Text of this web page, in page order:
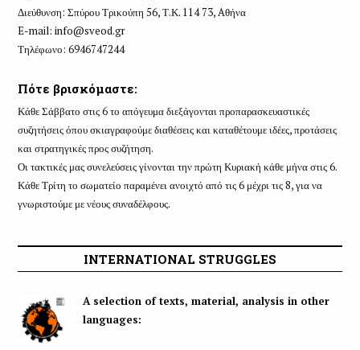
Διεύθυνση: Σπύρου Τρικούπη 56, Τ.Κ. 114 73, Aθήνα
E-mail: info@sveod.gr
Τηλέφωνο: 6946747244
Πότε βρισκόμαστε:
Κάθε Σάββατο στις 6 το απόγευμα διεξάγονται προπαρασκευαστικές
συζητήσεις όπου σκιαγραφούμε διαθέσεις και καταθέτουμε ιδέες, προτάσεις
και στρατηγικές προς συζήτηση.
Οι τακτικές μας συνελεύσεις γίνονται την πρώτη Κυριακή κάθε μήνα στις 6.
Κάθε Τρίτη το σωματείο παραμένει ανοιχτό από τις 6 μέχρι τις 8, για να
γνωριστούμε με νέους συναδέλφους.
INTERNATIONAL STRUGGLES
A selection of texts, material, analysis in other
languages: